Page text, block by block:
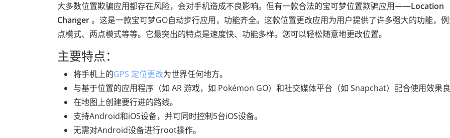
大多数位置欺骗应用都存在风险，会对手机造成不良影响。但有一款合法的宝可梦位置欺骗应用——Location
Changer。这是一款宝可梦GO自动步行应用，功能齐全。这款位置更改应用为用户提供了许多强大的功能，
点模式、两点模式等等。它最突出的特点是速度快、功能多样。您可以轻松随意地更改位置。
主要特点：
将手机上的GPS 定位更改为世界任何地方。
与基于位置的应用程序（如 AR 游戏，如 Pokémon GO）和社交媒体平台（如 Snapchat）配合使用效果
在地图上创建要行进的路线。
支持Android和iOS设备，并可同时控制5台iOS设备。
无需对Android设备进行root操作。